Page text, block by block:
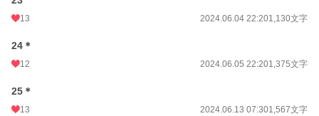
13 2024.06.04 22:201,130文字
24＊
12 2024.06.05 22:201,375文字
25＊
13 2024.06.13 07:301,567文字